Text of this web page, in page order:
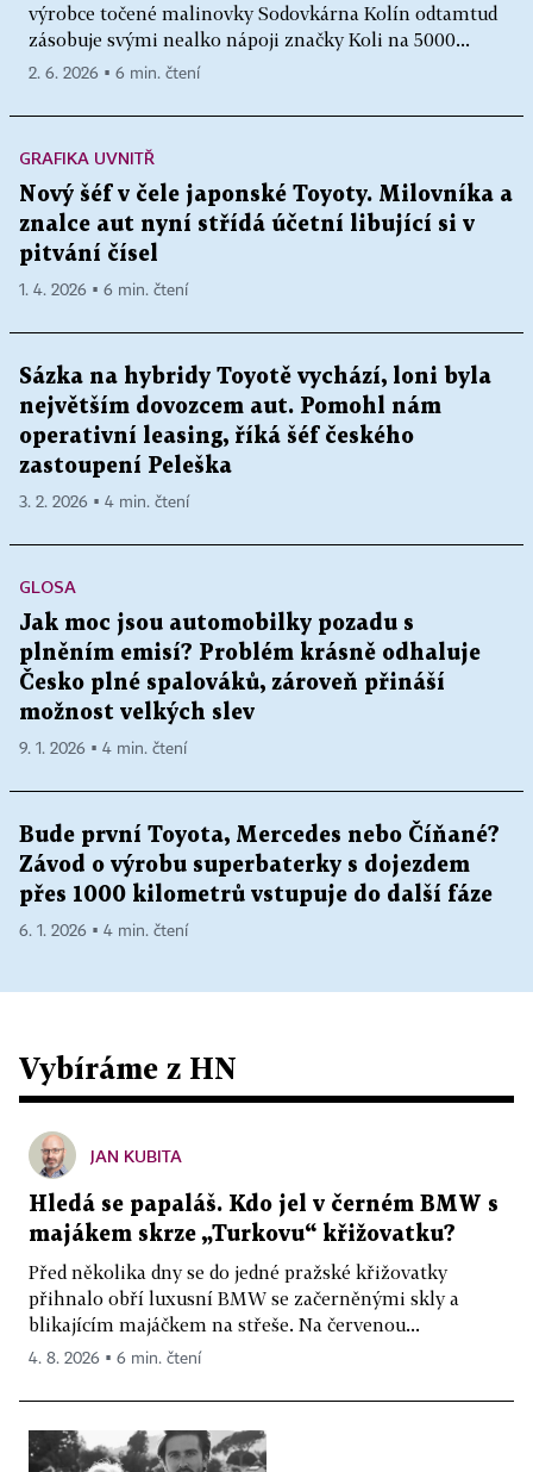
výrobce točené malinovky Sodovkárna Kolín odtamtud
zásobuje svými nealko nápoji značky Koli na 5000...
2. 6. 2026 ▪ 6 min. čtení
GRAFIKA UVNITŘ
Nový šéf v čele japonské Toyoty. Milovníka a
znalce aut nyní střídá účetní libující si v
pitvání čísel
1. 4. 2026 ▪ 6 min. čtení
Sázka na hybridy Toyotě vychází, loni byla
největším dovozcem aut. Pomohl nám
operativní leasing, říká šéf českého
zastoupení Peleška
3. 2. 2026 ▪ 4 min. čtení
GLOSA
Jak moc jsou automobilky pozadu s
plněním emisí? Problém krásně odhaluje
Česko plné spalováků, zároveň přináší
možnost velkých slev
9. 1. 2026 ▪ 4 min. čtení
Bude první Toyota, Mercedes nebo Číňané?
Závod o výrobu superbaterky s dojezdem
přes 1000 kilometrů vstupuje do další fáze
6. 1. 2026 ▪ 4 min. čtení
Vybíráme z HN
JAN KUBITA
Hledá se papaláš. Kdo jel v černém BMW s
majákem skrze „Turkovu“ křižovatku?
Před několika dny se do jedné pražské křižovatky
přihnalo obří luxusní BMW se začerněnými skly a
blikajícím majáčkem na střeše. Na červenou...
4. 8. 2026 ▪ 6 min. čtení